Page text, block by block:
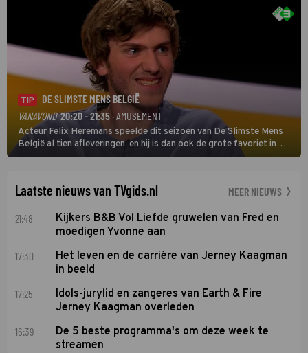
TIP
DE SLIMSTE MENS BELGIË
VANAVOND 20:20 - 21:35· AMUSEMENT
Acteur Felix Heremans speelde dit seizoen van De Slimste Mens
België al tien afleveringen en hij is dan ook de grote favoriet in
deze seizoensfinale. En er is Nederlandse inbreng, want komiek
Laatste nieuws van TVgids.nl MEER NIEUWS
21:48
Kijkers B&B Vol Liefde gruwelen van Fred en
moedigen Yvonne aan
17:30
Het leven en de carrière van Jerney Kaagman
in beeld
17:25
Idols-jurylid en zangeres van Earth & Fire
Jerney Kaagman overleden
16:39
De 5 beste programma's om deze week te
streamen